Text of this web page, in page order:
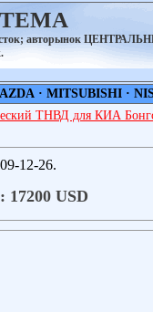
авторынок
· MITSUBISHI·
ТНВД для КИА
12-26.
17200 USD